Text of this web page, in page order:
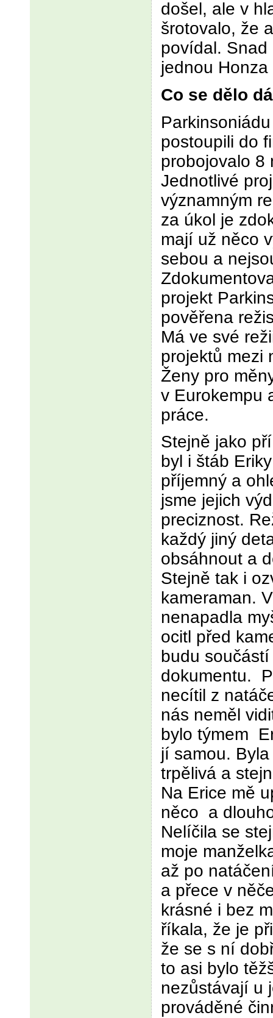
došel, ale v
šrotovalo, že
povídal.
jednou Honza
Co se dělo
postoupili do
probojovalo 8
Jednotlivé
významným
za úkol je
mají už něco
sebou a
projekt
pověřena
Má ve své
projektů mezi
Ženy pro
v Eurokempu
práce.
Stejně jako
byl i štáb
příjemný a
jsme jejich
preciznost.
každý jiný
obsáhnout a
Stejně tak i
kameraman.
nenapadla
ocitl před
budu
dokumentu.
necítil z
nás neměl
bylo týmem
jí samou.
trpělivá a
Na Erice mě
něco a
Nelíčila se
moje
až po
a přece v
krásné i bez
říkala, že je
že se s ní
to asi bylo
nezůstávají u
prováděné